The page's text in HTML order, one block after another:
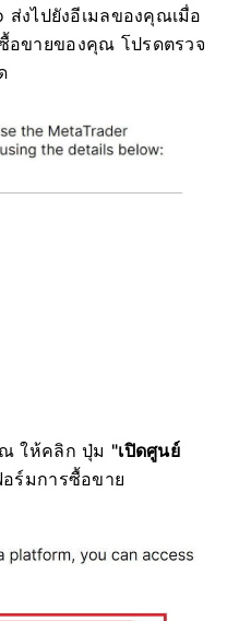
ส่งไปยังอีเมลของคุณเมื่อ
ขายของคุณ โปรดตรวจ
ให้คลิก ปุ่ม "เปิดศูนย์
อร์มการซื้อขาย